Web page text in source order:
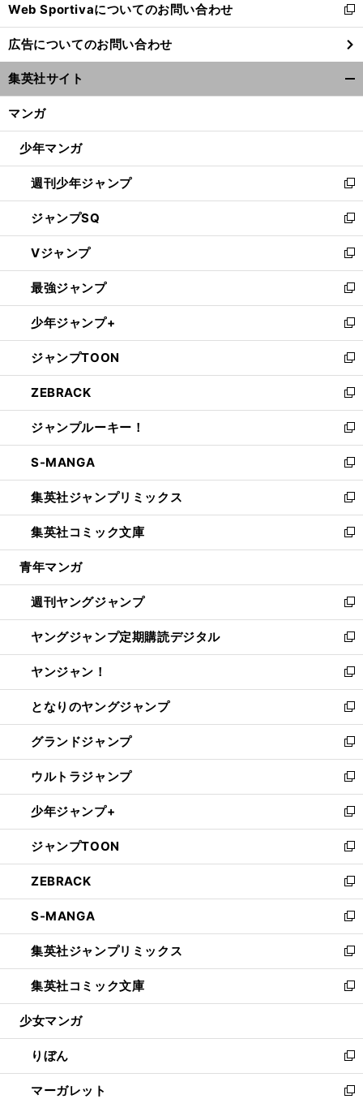
く
Web Sportivaについてのお問い合わせ
新
し
い
ウ
ィ
ン
ウ
開
く
広告についてのお問い合わせ
集英社サイト
マンガ
少年マンガ
週刊少年ジャンプ
新
し
い
ウ
ィ
ン
ド
ウ
で
開
く
ジャンプSQ
新
し
い
ウ
ィ
ン
ド
ウ
で
開
く
Vジャンプ
新
し
い
ウ
ィ
ン
ド
ウ
で
開
く
最強ジャンプ
新
し
い
ウ
ィ
ン
ド
ウ
で
開
く
少年ジャンプ+
新
し
い
ウ
ィ
ン
ド
ウ
で
開
く
ジャンプTOON
新
し
い
ウ
ィ
ン
ド
ウ
で
開
く
ZEBRACK
新
し
い
ウ
ィ
ン
ド
ウ
で
開
ジャンプルーキー！
新
し
い
ウ
ィ
ン
ド
ウ
開
く
S-MANGA
新
し
い
ウ
ィ
ン
ウ
で
開
く
集英社ジャンプリミックス
新
し
い
ウ
ン
ド
ウ
で
開
く
集英社コミック文庫
新
し
ウ
ィ
ン
ド
ウ
で
開
く
青年マンガ
週刊ヤングジャンプ
新
し
い
ウ
ィ
ン
ド
ウ
で
開
く
ヤングジャンプ定期購読デジタル
新
し
い
ウ
ィ
ン
ド
ウ
で
開
く
ヤンジャン！
新
し
い
ウ
ィ
ン
ド
ウ
で
開
く
となりのヤングジャンプ
新
し
い
ウ
ィ
ン
ド
ウ
で
開
く
グランドジャンプ
新
し
い
ウ
ィ
ン
ド
ウ
で
開
く
ウルトラジャンプ
新
し
い
ウ
ィ
ン
ド
ウ
で
開
く
少年ジャンプ+
新
し
い
ウ
ィ
ン
ド
ウ
で
開
く
ジャンプTOON
新
し
い
ウ
ィ
ン
ド
ウ
で
開
ZEBRACK
新
し
い
ウ
ィ
ン
ド
ウ
開
く
S-MANGA
新
し
い
ウ
ィ
ン
ウ
で
開
く
集英社ジャンプリミックス
新
し
い
ウ
ン
ド
ウ
で
集英社コミック文庫
新
し
ウ
ィ
ン
ド
少女マンガ
りぼん
新
し
い
マーガレット 新